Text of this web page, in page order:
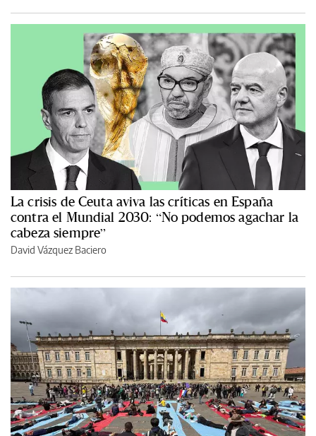
La crisis de Ceuta aviva las críticas en España
contra el Mundial 2030: “No podemos agachar la
cabeza siempre”
David Vázquez Baciero